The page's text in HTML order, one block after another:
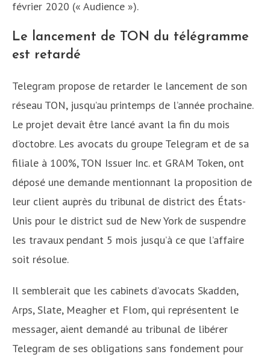
février 2020 (« Audience »).
Le lancement de TON du télégramme
est retardé
Telegram propose de retarder le lancement de son
réseau TON, jusqu’au printemps de l’année prochaine.
Le projet devait être lancé avant la fin du mois
d’octobre. Les avocats du groupe Telegram et de sa
filiale à 100%, TON Issuer Inc. et GRAM Token, ont
déposé une demande mentionnant la proposition de
leur client auprès du tribunal de district des États-
Unis pour le district sud de New York de suspendre
les travaux pendant 5 mois jusqu’à ce que l’affaire
soit résolue.
Il semblerait que les cabinets d’avocats Skadden,
Arps, Slate, Meagher et Flom, qui représentent le
messager, aient demandé au tribunal de libérer
Telegram de ses obligations sans fondement pour